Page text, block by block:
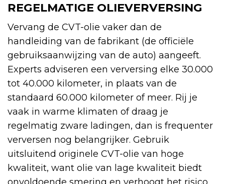
REGELMATIGE OLIEVERVERSING
Vervang de CVT-olie vaker dan de
handleiding van de fabrikant (de officiële
gebruiksaanwijzing van de auto) aangeeft.
Experts adviseren een verversing elke 30.000
tot 40.000 kilometer, in plaats van de
standaard 60.000 kilometer of meer. Rij je
vaak in warme klimaten of draag je
regelmatig zware ladingen, dan is frequenter
verversen nog belangrijker. Gebruik
uitsluitend originele CVT-olie van hoge
kwaliteit, want olie van lage kwaliteit biedt